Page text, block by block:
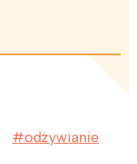
odżywianie